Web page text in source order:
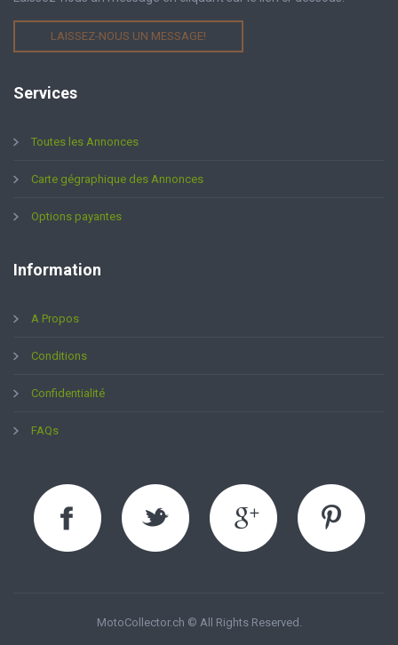
LAISSEZ-NOUS UN MESSAGE!
Services
Toutes les Annonces
Carte gégraphique des Annonces
Options payantes
Information
A Propos
Conditions
Confidentialité
FAQs
MotoCollector.ch © All Rights Reserved.